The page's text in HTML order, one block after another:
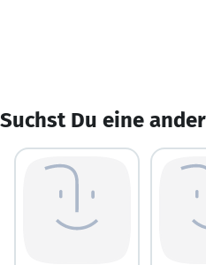
Suchst Du eine